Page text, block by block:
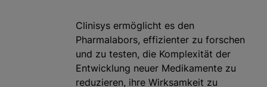
Clinisys ermöglicht es den
Pharmalabors, effizienter zu forschen
und zu testen, die Komplexität der
Entwicklung neuer Medikamente zu
reduzieren, ihre Wirksamkeit zu